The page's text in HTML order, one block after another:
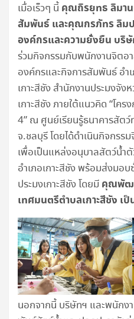
เมื่อเร็วๆ นี้ คุณถิรยุทธ ลิมา
สัมพันธ์ และคุณกรภัทร ลิม
องค์กรและความยั่งยืน บริ
ร่วมกิจกรรมกับพนักงานจิตอ
องค์กรและกิจการสัมพันธ์ อำ
เกาะสีชัง สำนักงานประมงจัง
เกาะสีชัง ภายใต้แนวคิด “โค
4” ณ ศูนย์เรียนรู้ธนาคารสัตว์
จ.ชลบุรี โดยได้ดำเนินกิจกรร
เพื่อเป็นแหล่งอนุบาลสัตว์น้ำ
อำเภอเกาะสีชัง พร้อมส่งมอ
ประมงเกาะสีชัง โดยมี คุณพัฒ
เทศมนตรีตำบลเกาะสีชัง เ
นอกจากนี้ บริษัทฯ และพนักง